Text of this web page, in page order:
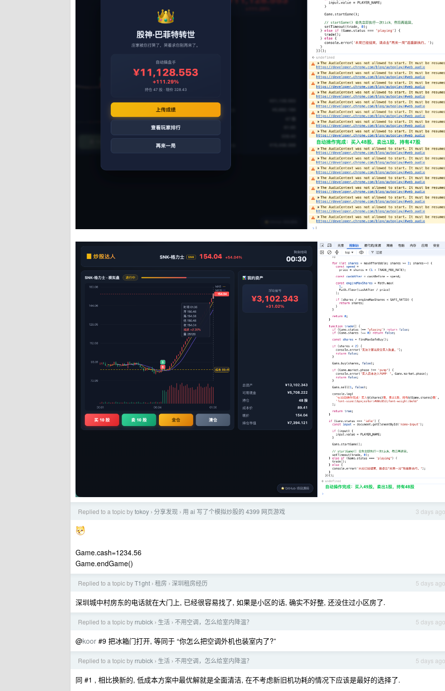
3 days ago
Replied to a topic bytokoy › 分享发现 › 用 ai 写了个模拟炒股的 4399 网页游戏
Game.cash=1234.56
Game.endGame()
5 days ago
Replied to a topic byT1ght › 租房 › 深圳租房经历
深圳城中村房东的电话就在大门上, 已经很容易找了, 如果是小区的话, 确实不好整, 还没住过小区房了.
5 days ago
Replied to a topic by rrubick › 生活 › 不用空调，怎么给室内降温？
@koor #9 把冰箱门打开, 等同于 “你怎么把空调外机也装室内了?”
5 days ago
Replied to a topic by rrubick › 生活 › 不用空调，怎么给室内降温？
同 #1 , 相比换新的, 低成本方案中最优解就是全面清洁, 在不考虑新旧机功耗的情况下应该是最好的选择了.